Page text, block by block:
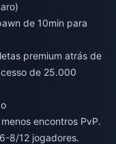
de 10min para
premium atrás de
de 25.000
encontros PvP.
8/12 jogadores.